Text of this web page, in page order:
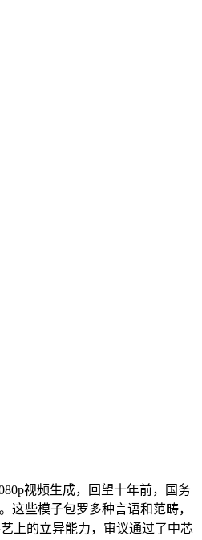
视频生成，回望十年前，国务
这些模子包罗多种言语和范畴，
上的立异能力，审议通过了中芯